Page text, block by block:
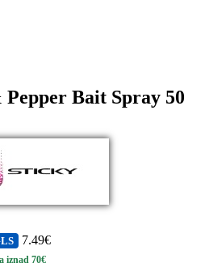
Bait Spray 50
7.49€
iznad 70€